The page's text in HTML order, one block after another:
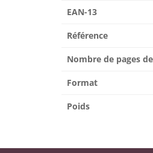
EAN-13
Référence
Nombre de pages
Format
Poids